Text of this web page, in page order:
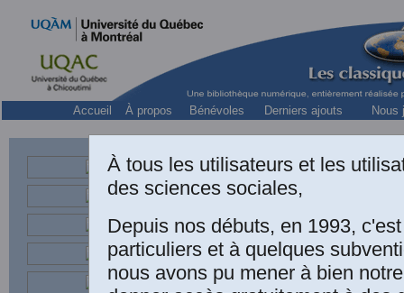
Accueil À propos Bénévoles Derniers ajouts Nous
Une édition
Paul-Émile
À tous les utilisateurs et les
des sciences sociales,
Depuis nos débuts, en 1993,
particuliers et à quelques
nous avons pu mener à bien